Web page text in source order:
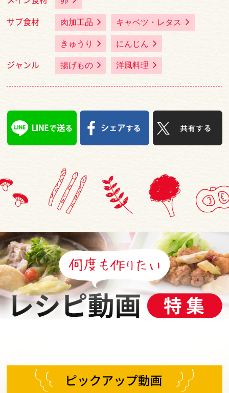
サブ食材 肉加工品 キャベツ・レタス
きゅうり にんじん
ジャンル 揚げもの 洋風料理